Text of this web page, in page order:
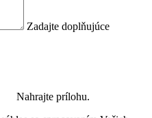
Zadajte doplňujúce
Nahrajte prílohu.